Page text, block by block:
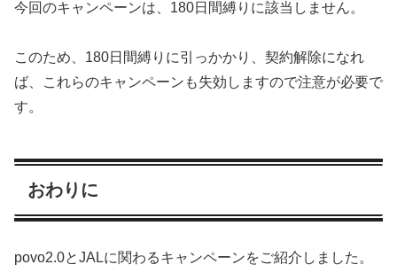
今回のキャンペーンは、180日間縛りに該当しません。
このため、180日間縛りに引っかかり、契約解除になれ
ば、これらのキャンペーンも失効しますので注意が必要で
す。
おわりに
povo2.0とJALに関わるキャンペーンをご紹介しました。